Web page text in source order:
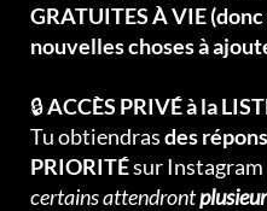
GRATUITES À VIE
nouvelles choses à
🔒ACCÈS PRIVÉ à la
Tu obtiendrasdes
PRIORITÉsur Instagram
certains attendront